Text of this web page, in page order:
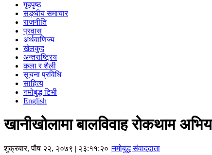
गृहपृष्ठ
सङ्घीय समाचार
राजनीति
प्रवास
अर्थवाणिज्य
खेलकुद
अन्तराष्ट्रिय
कला र शैली
सूचना प्रविधि
साहित्य
नमोबुद्ध टिभी
English
खानीखोलामा बालविवाह रोकथाम
शुक्रबार, पौष २२, २०७९ | २३:११:२० |नमोबुद्ध संवाददाता